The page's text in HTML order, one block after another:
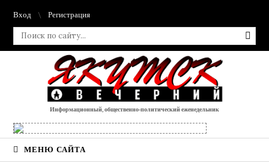
Вход Регистрация
Информационный, общественно-политический еженедельник
МЕНЮ САЙТА